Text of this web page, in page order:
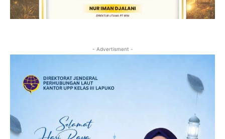
- Advertisment -